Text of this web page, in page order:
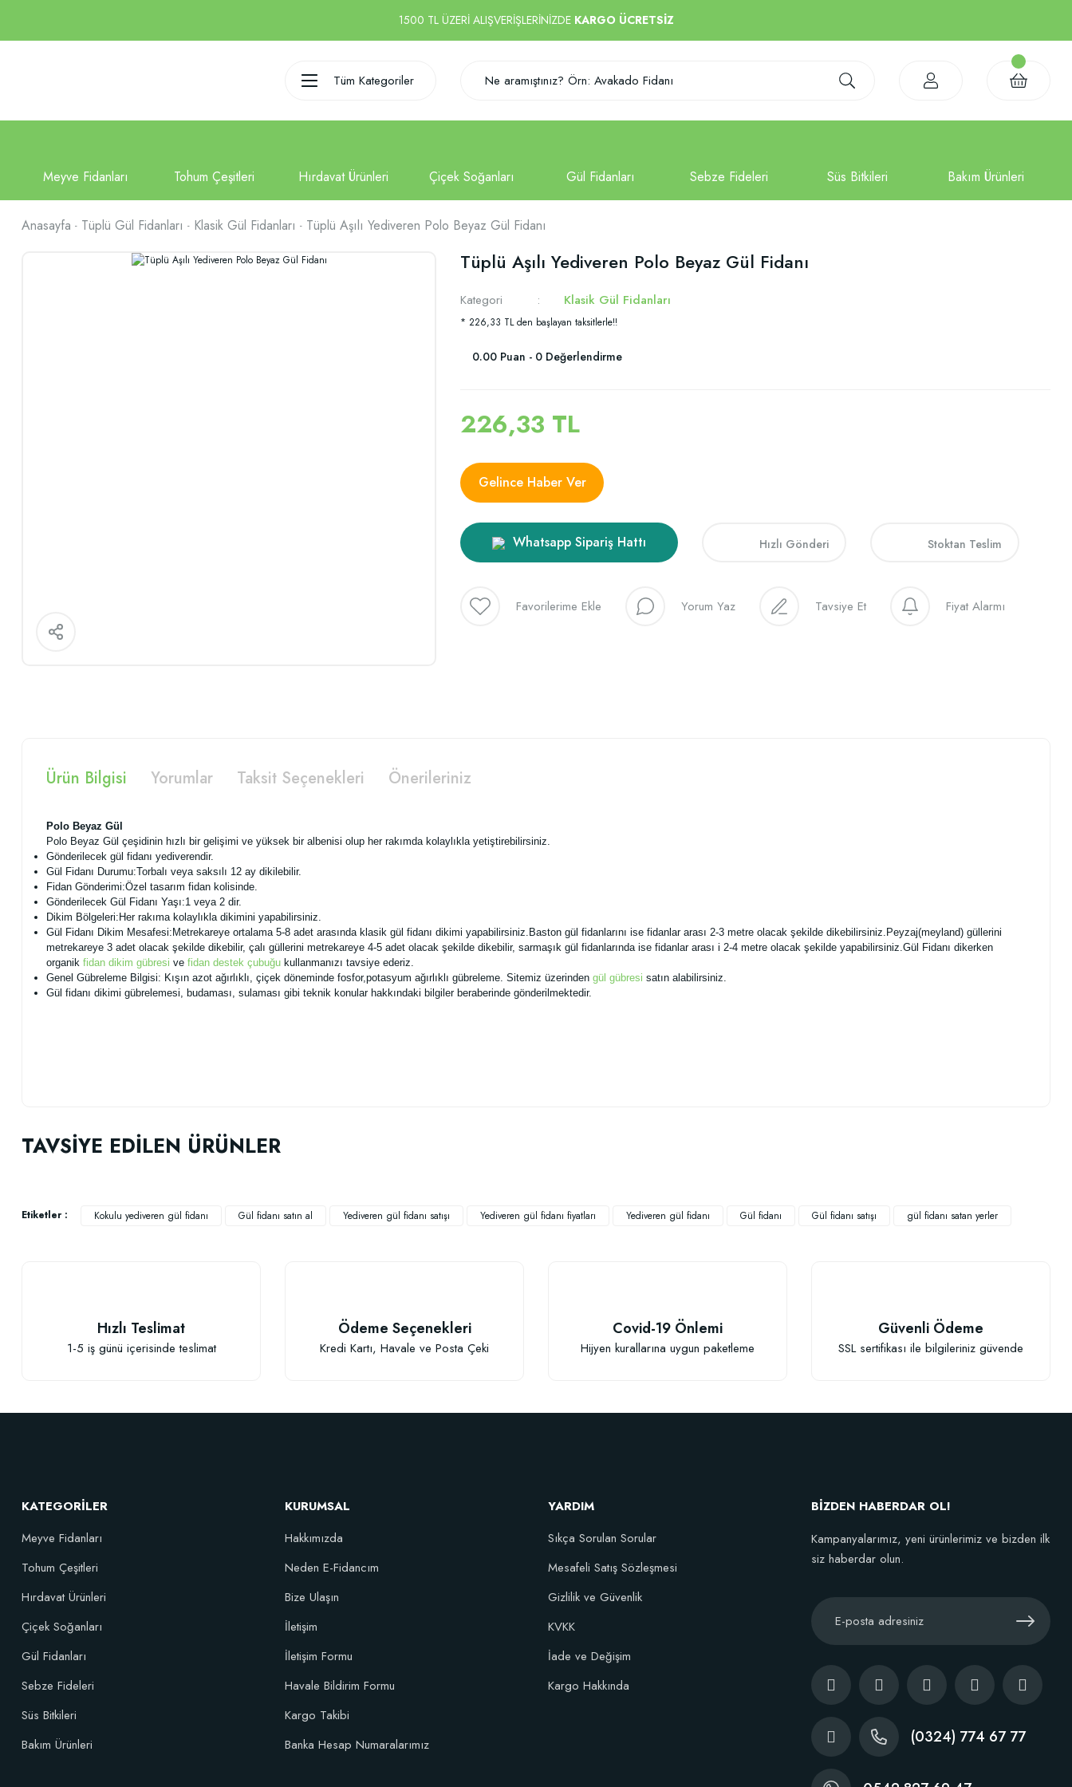
1500 TL ÜZERİ ALIŞVERİŞLERİNİZDE KARGO ÜCRETSİZ
Tüm Kategoriler
Anasayfa Tüplü Gül Fidanları Klasik Gül Fidanları Tüplü Aşılı Yediveren Polo Beyaz Gül Fidanı
Tüplü Aşılı Yediveren Polo Beyaz Gül Fidanı
Kategori Klasik Gül Fidanları
* 226,33 TL den başlayan taksitlerle!!
0.00 Puan - 0 Değerlendirme
226,33 TL
Gelince Haber Ver
Whatsapp Sipariş Hattı Hızlı Gönderi Stoktan Teslim
Yorum Yaz Tavsiye Et Fiyat Alarmı
Ürün Bilgisi Yorumlar Taksit Seçenekleri Önerileriniz
Polo Beyaz Gül
Polo Beyaz Gül çeşidinin hızlı bir gelişimi ve yüksek bir albenisi olup her rakımda kolaylıkla yetiştirebilirsiniz.
Gönderilecek gül fidanı yediverendir.
Gül Fidanı Durumu:Torbalı veya saksılı 12 ay dikilebilir.
Fidan Gönderimi:Özel tasarım fidan kolisinde.
Gönderilecek Gül Fidanı Yaşı:1 veya 2 dir.
Dikim Bölgeleri:Her rakıma kolaylıkla dikimini yapabilirsiniz.
Gül Fidanı Dikim Mesafesi:Metrekareye ortalama 5-8 adet arasında klasik gül fidanı dikimi yapabilirsiniz.Baston gül fidanlarını ise fidanlar arası 2-3 metre olacak şekilde dikebilirsiniz.Peyzaj(meyland) güllerini
metrekareye 3 adet olacak şekilde dikebilir, çalı güllerini metrekareye 4-5 adet olacak şekilde dikebilir, sarmaşık gül fidanlarında ise fidanlar arası i 2-4 metre olacak şekilde yapabilirsiniz.Gül Fidanı dikerken
organik fidan dikim gübresi ve fidan destek çubuğu kullanmanızı tavsiye ederiz.
Genel Gübreleme Bilgisi: Kışın azot ağırlıklı, çiçek döneminde fosfor,potasyum ağırlıklı gübreleme. Sitemiz üzerinden gül gübresi satın alabilirsiniz.
Gül fidanı dikimi gübrelemesi, budaması, sulaması gibi teknik konular hakkındaki bilgiler beraberinde gönderilmektedir.
Ürün bilgilerinde hatalar bulunuyor.
TAVSİYE EDİLEN ÜRÜNLER
Özel Karışım Fidan Tutma Yüzdesini Arttıran Organik Dikim Gübresi (10 fidan için)
Etiketler : Kokulu yediveren gül fidanı Gül fidanı satın al Yediveren gül fidanı satışı Yediveren gül fidanı fiyatları Yediveren gül fidanı Gül fidanı Gül fidanı satışı gül fidanı satan yerler
Hızlı Teslimat
1-5 iş günü içerisinde teslimat
Ödeme Seçenekleri
Kredi Kartı, Havale ve Posta Çeki
Covid-19 Önlemi
Hijyen kurallarına uygun paketleme
Güvenli Ödeme
SSL sertifikası ile bilgileriniz güvende
KATEGORİLER
Meyve Fidanları
Tohum Çeşitleri
Hırdavat Ürünleri
Çiçek Soğanları
Gül Fidanları
Sebze Fideleri
Süs Bitkileri
Bakım Ürünleri
KURUMSAL
Hakkımızda
Neden E-Fidancım
Bize Ulaşın
İletişim
İletişim Formu
Havale Bildirim Formu
Kargo Takibi
Banka Hesap Numaralarımız
YARDIM
Sıkça Sorulan Sorular
Mesafeli Satış Sözleşmesi
Gizlilik ve Güvenlik
KVKK
İade ve Değişim
Kargo Hakkında
BİZDEN HABERDAR OL!
Kampanyalarımız, yeni ürünlerimiz ve bizden ilk
siz haberdar olun.
(0324) 774 67 77